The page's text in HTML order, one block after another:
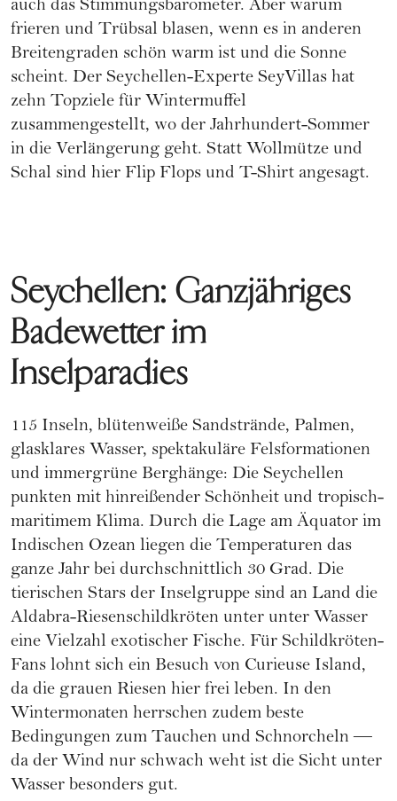
auch das Stimmungsbarometer. Aber warum
frieren und Trübsal blasen, wenn es in anderen
Breitengraden schön warm ist und die Sonne
scheint. Der Seychellen-Experte SeyVillas hat
zehn Topziele für Wintermuffel
zusammengestellt, wo der Jahrhundert-Sommer
in die Verlängerung geht. Statt Wollmütze und
Schal sind hier Flip Flops und T-Shirt angesagt.
Seychellen: Ganzjähriges
Badewetter im
Inselparadies
115 Inseln, blütenweiße Sandstrände, Palmen,
glasklares Wasser, spektakuläre Felsformationen
und immergrüne Berghänge: Die Seychellen
punkten mit hinreißender Schönheit und tropisch-
maritimem Klima. Durch die Lage am Äquator im
Indischen Ozean liegen die Temperaturen das
ganze Jahr bei durchschnittlich 30 Grad. Die
tierischen Stars der Inselgruppe sind an Land die
Aldabra-Riesenschildkröten unter unter Wasser
eine Vielzahl exotischer Fische. Für Schildkröten-
Fans lohnt sich ein Besuch von Curieuse Island,
da die grauen Riesen hier frei leben. In den
Wintermonaten herrschen zudem beste
Bedingungen zum Tauchen und Schnorcheln —
da der Wind nur schwach weht ist die Sicht unter
Wasser besonders gut.